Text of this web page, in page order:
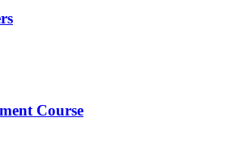
Course